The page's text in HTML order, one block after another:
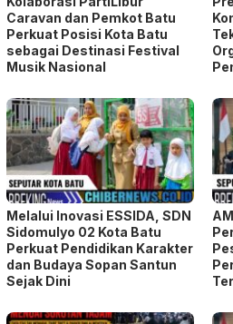
Caravan dan Pemkot Batu
Perkuat Posisi Kota Batu
sebagai Destinasi Festival
Musik Nasional
Melalui Inovasi ESSIDA, SDN
Sidomulyo 02 Kota Batu
Perkuat Pendidikan Karakter
dan Budaya Sopan Santun
Sejak Dini